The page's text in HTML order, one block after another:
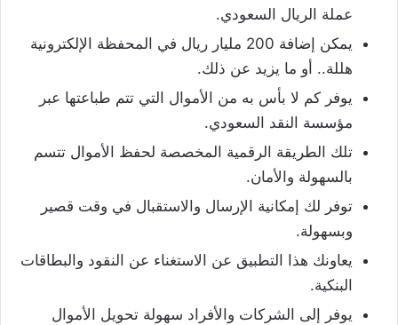
عملة الريال السعودي.
يمكن إضافة 200 مليار ريال في المحفظة الإلكترونية
هللة.. أو ما يزيد عن ذلك.
يوفر كم لا بأس به من الأموال التي تتم طباعتها عبر
مؤسسة النقد السعودي.
تلك الطريقة الرقمية المخصصة لحفظ الأموال تتسم
بالسهولة والأمان.
توفر لك إمكانية الإرسال والاستقبال في وقت قصير
وبسهولة.
يعاونك هذا التطبيق عن الاستغناء عن النقود والبطاقات
البنكية.
يوفر إلى الشركات والأفراد سهولة تحويل الأموال